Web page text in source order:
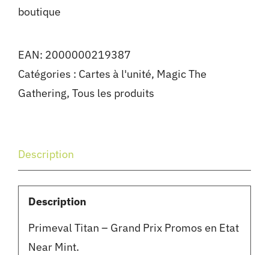
boutique
EAN: 2000000219387
Catégories : Cartes à l'unité, Magic The
Gathering, Tous les produits
Description
Description
Primeval Titan – Grand Prix Promos en Etat
Near Mint.